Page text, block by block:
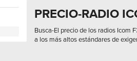
PRECIO-RADIO
Busca-El precio de los radios Icom
a los más altos estándares de